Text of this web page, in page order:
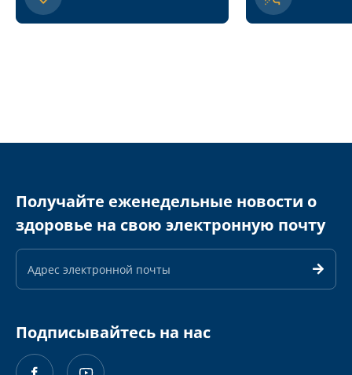
Получайте еженедельные новости о
здоровье на свою электронную почту
Адрес
почты
Подписывайтесь на нас